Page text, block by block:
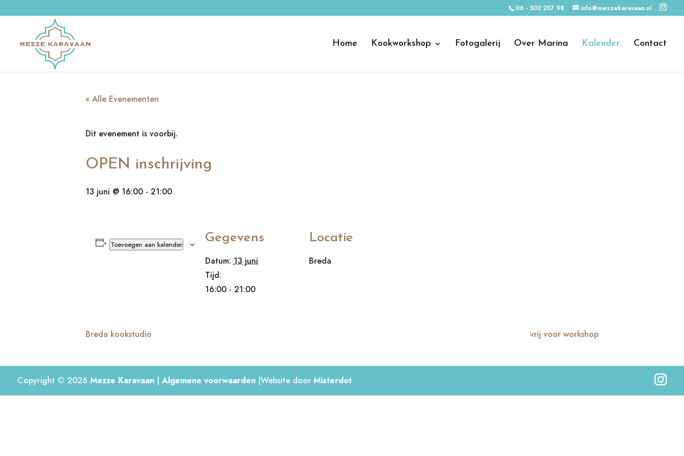
06 - 502 207 98 info@mezzekaravaan.nl
Home Kookworkshop Fotogalerij Over Marina Kalender Contact
« Alle Evenementen
Dit evenement is voorbij.
OPEN inschrijving
13 juni @ 16:00 - 21:00
Toevoegen aan kalender Gegevens
Datum: 13 juni
Tijd:
16:00 - 21:00
Locatie
Breda
Breda kookstudio vrij voor workshop
Copyright © 2026 Mezze Karavaan| Algemene voorwaarden|Website door Misterdot